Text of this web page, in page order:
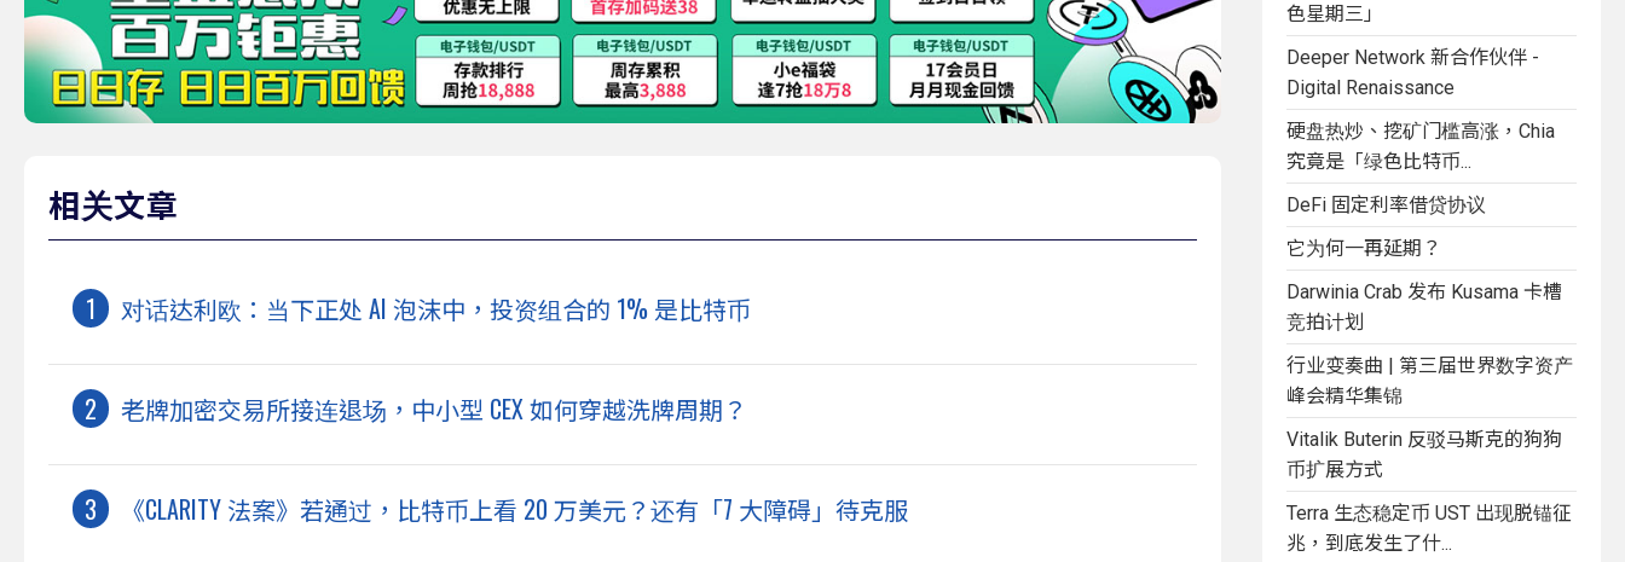
相关文章
对话达利欧：当下正处 AI 泡沫中，投资组合的 1% 是比特币
老牌加密交易所接连退场，中小型 CEX 如何穿越洗牌周期？
《CLARITY 法案》若通过，比特币上看 20 万美元？还有「7 大障碍」待克服
色星期三」
Deeper Network 新合作伙伴 -
Digital Renaissance
硬盘热炒、挖矿门槛高涨，Chia
究竟是「绿色比特币...
DeFi 固定利率借贷协议
它为何一再延期？
Darwinia Crab 发布 Kusama 卡槽
竞拍计划
行业变奏曲 | 第三届世界数字资产
峰会精华集锦
Vitalik Buterin 反驳马斯克的狗狗
币扩展方式
Terra 生态稳定币 UST 出现脱锚征
兆，到底发生了什...